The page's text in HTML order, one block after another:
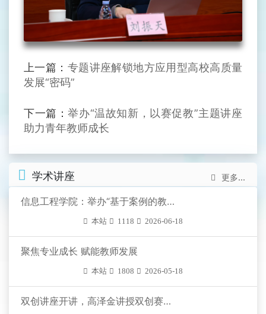
上一篇： 专题讲座解锁地方应用型高校高质量
发展“密码”
下一篇：举办“温故知新，以赛促教”主题讲座
助力青年教师成长
学术讲座 更多...
信息工程学院：举办“基于案例的教学研究实务…
本站 1118 2026-06-18
聚焦专业成长 赋能教师发展
本站 1808 2026-05-18
双创讲座开讲，高泽金讲授双创赛事底层逻辑